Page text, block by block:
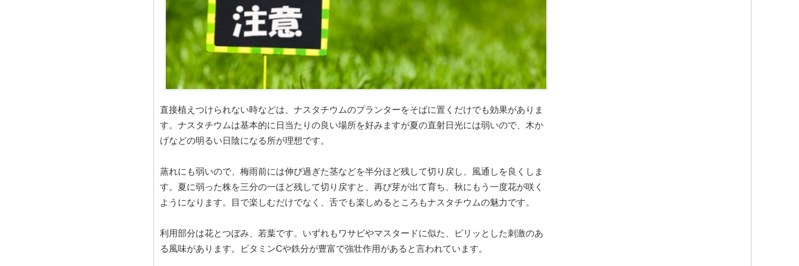
直接植えつけられない時などは、ナスタチウムのプランターをそばに置くだけでも効果がありま
す。ナスタチウムは基本的に日当たりの良い場所を好みますが夏の直射日光には弱いので、木か
げなどの明るい日陰になる所が理想です。
蒸れにも弱いので、梅雨前には伸び過ぎた茎などを半分ほど残して切り戻し、風通しを良くしま
す。夏に弱った株を三分の一ほど残して切り戻すと、再び芽が出て育ち、秋にもう一度花が咲く
ようになります。目で楽しむだけでなく、舌でも楽しめるところもナスタチウムの魅力です。
利用部分は花とつぼみ、若葉です。いずれもワサビやマスタードに似た、ピリッとした刺激のあ
る風味があります。ビタミンCや鉄分が豊富で強壮作用があると言われています。